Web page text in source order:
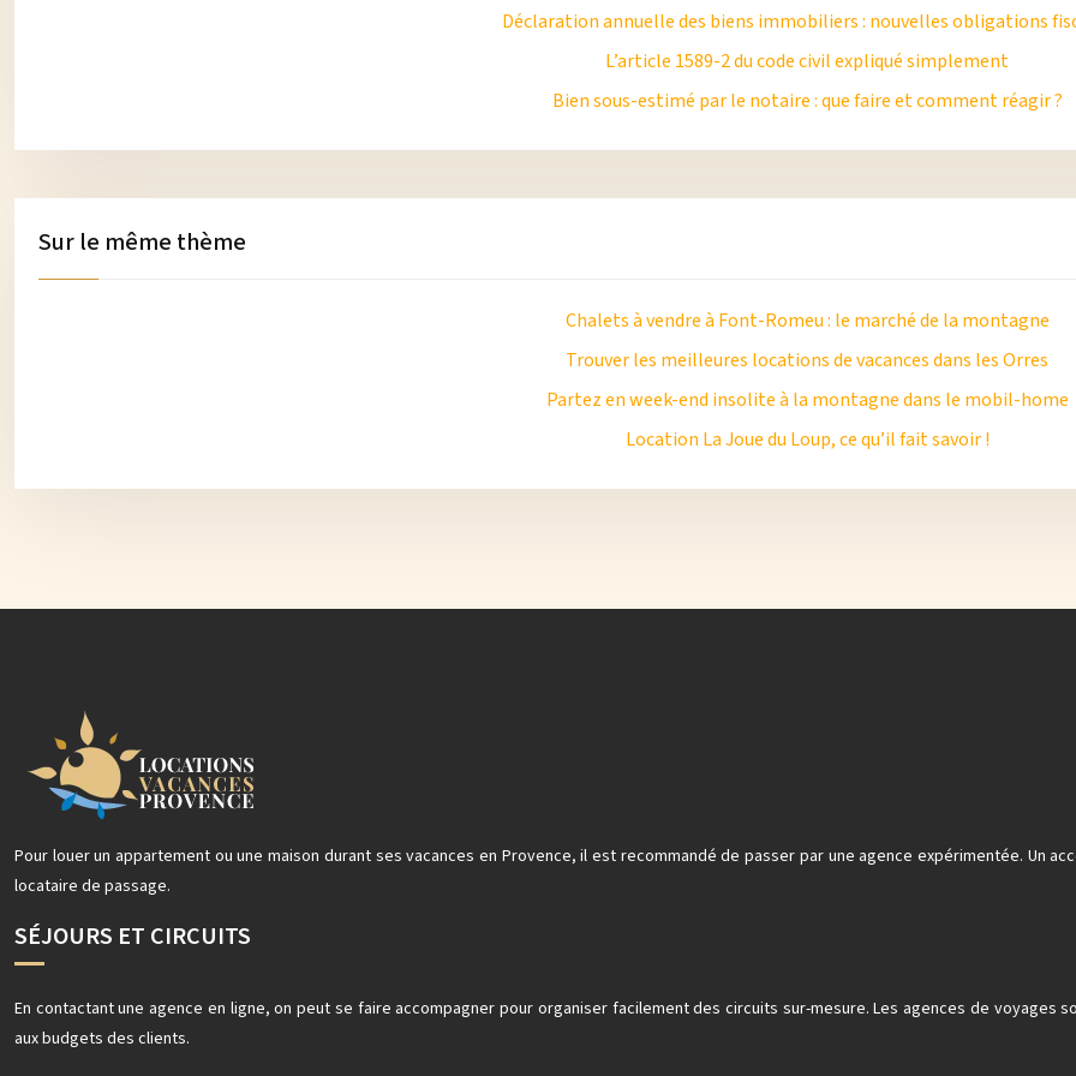
Déclaration annuelle des biens immobiliers : nouvelles obligations
L’article 1589-2 du code civil expliqué simplement
Bien sous-estimé par le notaire : que faire et comment réagir ?
Sur le même thème
Chalets à vendre à Font-Romeu : le marché de la montagne
Trouver les meilleures locations de vacances dans les Orres
Partez en week-end insolite à la montagne dans le mobil-home
Location La Joue du Loup, ce qu’il fait savoir !
Pour louer un appartement ou une maison durant ses vacances en Provence, il est recommandé de passer par une agence expérimentée. Un
locataire de passage.
SÉJOURS ET CIRCUITS
En contactant une agence en ligne, on peut se faire accompagner pour organiser facilement des circuits sur-mesure. Les agences de
aux budgets des clients.